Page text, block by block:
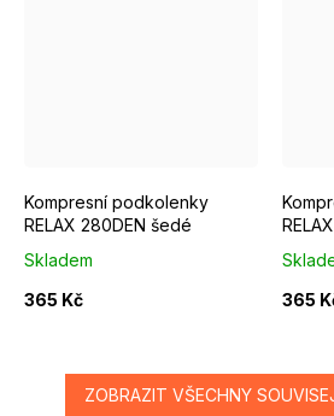
Kompresní podkolenky
RELAX 280DEN šedé
Skladem
365 Kč
365
ZOBRAZIT VŠECHNY